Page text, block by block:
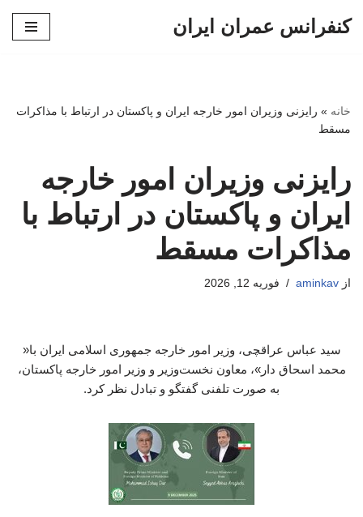
کنفرانس عمران ایران
خانه » رایزنی وزیران امور خارجه ایران و پاکستان در ارتباط با مذاکرات
مسقط
رایزنی وزیران امور خارجه
ایران و پاکستان در ارتباط با
مذاکرات مسقط
از aminkav فوریه 12, 2026
سید عباس عراقچی، وزیر امور خارجه جمهوری اسلامی ایران با«
محمد اسحاق دار»، معاون نخست‌وزیر و وزیر امور خارجه پاکستان،
به صورت تلفنی گفتگو و تبادل نظر کرد.